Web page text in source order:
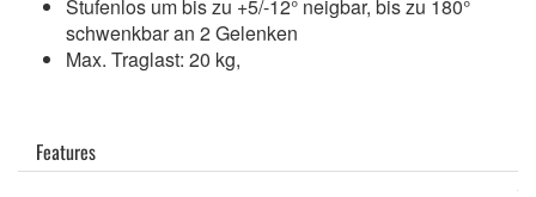
Stufenlos um bis zu +5/-12° neigbar, bis zu 180°
schwenkbar an 2 Gelenken
Max. Traglast: 20 kg,
Features